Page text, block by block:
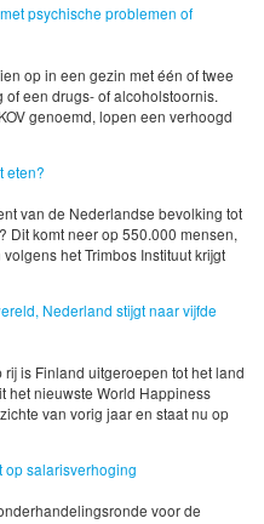
psychische problemen of
op in een gezin met één of twee
een drugs- of alcoholstoornis.
genoemd, lopen een verhoogd
eten?
van de Nederlandse bevolking tot
komt neer op 550.000 mensen,
het Trimbos Instituut krijgt
Nederland stijgt naar vijfde
is Finland uitgeroepen tot het land
het nieuwste World Happiness
van vorig jaar en staat nu op
op salarisverhoging
voor de